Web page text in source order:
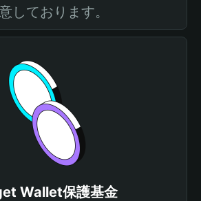
しております。
Wallet保護基金